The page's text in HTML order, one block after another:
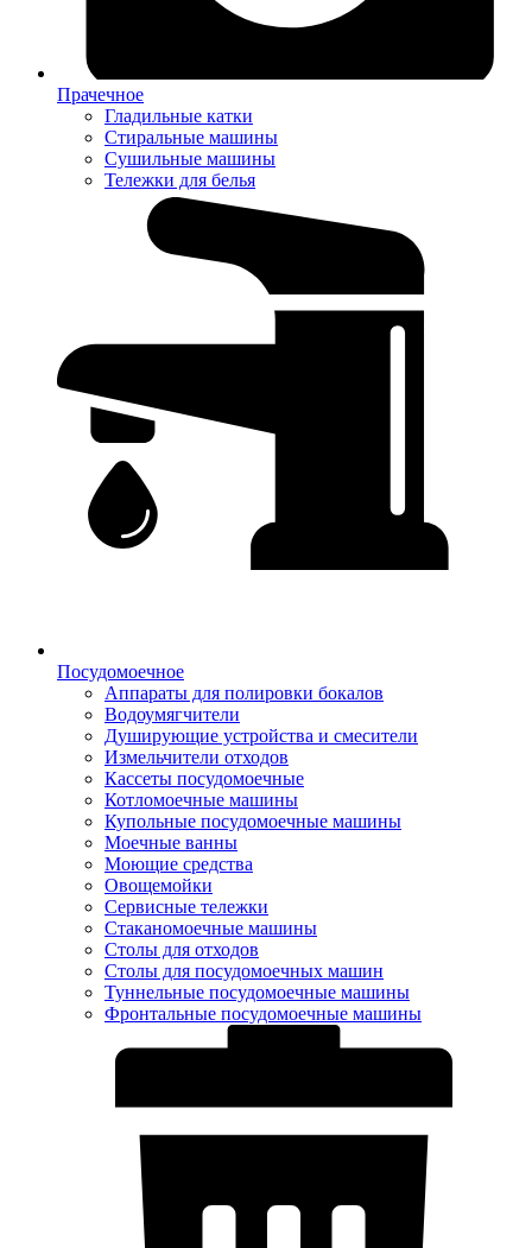
Прачечное
Гладильные катки
Стиральные машины
Сушильные машины
Тележки для белья
Посудомоечное
Аппараты для полировки бокалов
Водоумягчители
Душирующие устройства и смесители
Измельчители отходов
Кассеты посудомоечные
Котломоечные машины
Купольные посудомоечные машины
Моечные ванны
Моющие средства
Овощемойки
Сервисные тележки
Стаканомоечные машины
Столы для отходов
Столы для посудомоечных машин
Туннельные посудомоечные машины
Фронтальные посудомоечные машины